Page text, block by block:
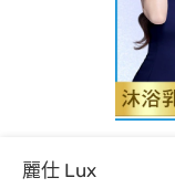
麗仕 Lux